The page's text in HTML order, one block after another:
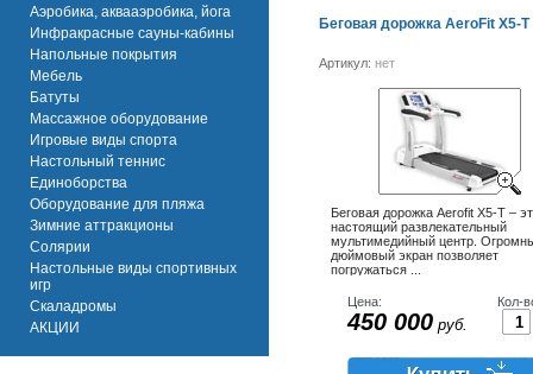
Беговая дорожка AeroFit X5-T
Артикул: нет
Беговая дорожка Aerofit X5-T –
настоящий развлекательный
мультимедийный центр.
дюймовый экран позволяет
погружаться ...
Цена:
450 000 руб.
Кол-
Аэробика, аквааэробика, йога
Инфракрасные сауны-кабины
Напольные покрытия
Мебель
Батуты
Массажное оборудование
Игровые виды спорта
Настольный теннис
Единоборства
Оборудование для пляжа
Зимние аттракционы
Солярии
Настольные виды спортивных
игр
Скаладромы
АКЦИИ